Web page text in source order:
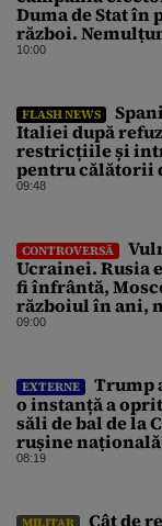
Duma de Stat în
război.
tratată cu
10:00
FLASH NEWS
Italiei după
restricțiile și
pentru călătorii
09:48
CONTROVERSĂ
Ucrainei. Rusia
fi înfrântă,
războiul în ani,
09:00
EXTERNE
Trump
o instanță a
săli de bal de la
rușine
08:19
Cât de